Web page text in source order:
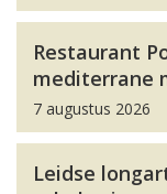
Restaurant
mediterrane
7 augustus 2026
Leidse